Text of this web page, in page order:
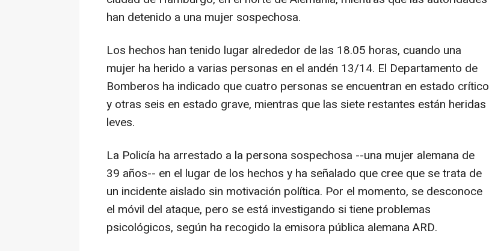
han detenido a una mujer sospechosa.
Los hechos han tenido lugar alrededor de las 18.05 horas, cuando una
mujer ha herido a varias personas en el andén 13/14. El Departamento de
Bomberos ha indicado que cuatro personas se encuentran en estado crítico
y otras seis en estado grave, mientras que las siete restantes están heridas
leves.
La Policía ha arrestado a la persona sospechosa --una mujer alemana de
39 años-- en el lugar de los hechos y ha señalado que cree que se trata de
un incidente aislado sin motivación política. Por el momento, se desconoce
el móvil del ataque, pero se está investigando si tiene problemas
psicológicos, según ha recogido la emisora pública alemana ARD.